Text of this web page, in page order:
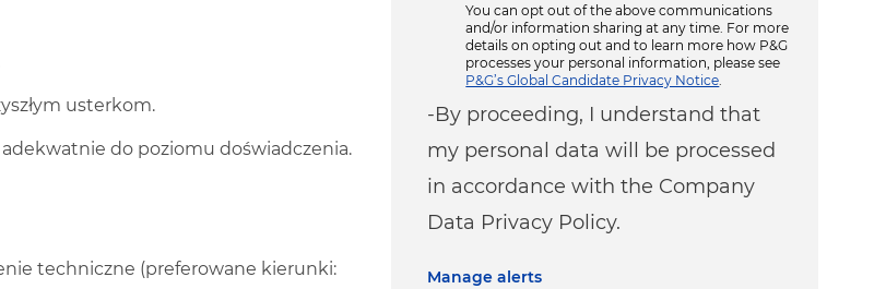
usterkom.
adekwatnie do poziomu doświadczenia.
techniczne (preferowane kierunki:
You can opt out of the above communications
and/or information sharing at any time. For more
details on opting out and to learn more how P&G
processes your personal information, please see
P&G’s Global Candidate Privacy Notice
-By proceeding, I understand that
my personal data will be processed
in accordance with the Company
Data Privacy Policy.
Manage alerts